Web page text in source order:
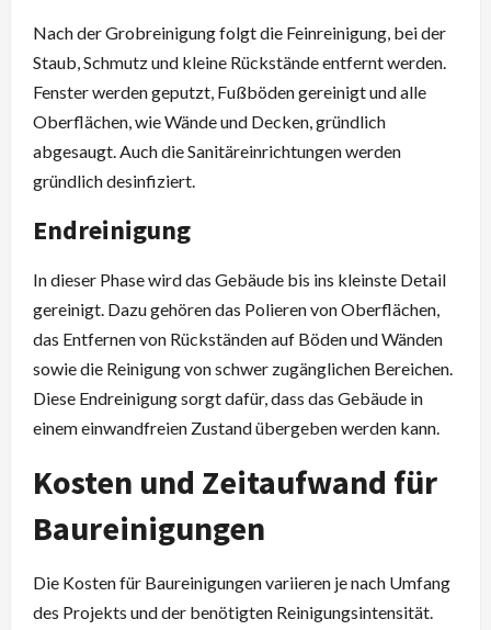
Nach der Grobreinigung folgt die Feinreinigung, bei der
Staub, Schmutz und kleine Rückstände entfernt werden.
Fenster werden geputzt, Fußböden gereinigt und alle
Oberflächen, wie Wände und Decken, gründlich
abgesaugt. Auch die Sanitäreinrichtungen werden
gründlich desinfiziert.
Endreinigung
In dieser Phase wird das Gebäude bis ins kleinste Detail
gereinigt. Dazu gehören das Polieren von Oberflächen,
das Entfernen von Rückständen auf Böden und Wänden
sowie die Reinigung von schwer zugänglichen Bereichen.
Diese Endreinigung sorgt dafür, dass das Gebäude in
einem einwandfreien Zustand übergeben werden kann.
Kosten und Zeitaufwand für
Baureinigungen
Die Kosten für Baureinigungen variieren je nach Umfang
des Projekts und der benötigten Reinigungsintensität.